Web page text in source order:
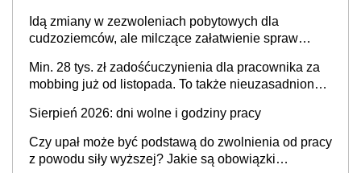
stosunku pracy
Idą zmiany w zezwoleniach pobytowych dla
cudzoziemców, ale milczące załatwienie spraw
Min. 28 tys. zł zadośćuczynienia dla pracownika za
mobbing już od listopada. To także nieuzasadniona
Sierpień 2026: dni wolne i godziny pracy
Czy upał może być podstawą do zwolnienia od pracy
z powodu siły wyższej? Jakie są obowiązki